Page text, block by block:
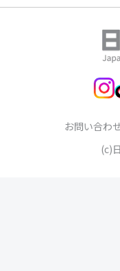
お問い合わ
(c)